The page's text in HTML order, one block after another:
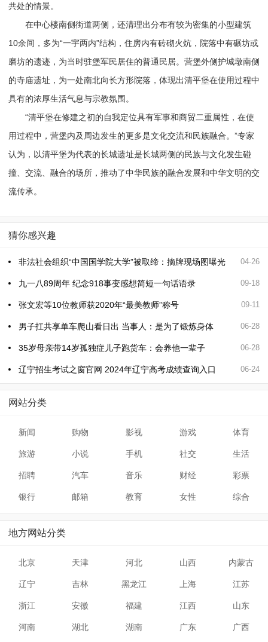
共处的情景。
在中心楼南侧街道两侧，还清理出分布有较为密集的小型建筑
10余间，多为“一宇两内”结构，住房内有砖砌火炕，院落中有碾坊或
磨坊的遗迹，为当时驻堡军民居住的普通民居。营堡外侧护城墩南侧
的寺庙遗址，为一处南北向长方形院落，体现出清平堡在使用过程中
具有的浓厚生活气息与宗教氛围。
“清平堡在修建之初的自我定位具有军事和商贸二重属性，在使
用过程中，营堡内及周边发生的更多是文化交流和民族融合。”专家
认为，以清平堡为代表的长城遗址是长城两侧的民族与文化发生碰
撞、交流、融合的场所，推动了中华民族的融合发展和中华文明的交
流传承。
猜你感兴趣
非法社会组织“中国国学院大学”被取缔：摘牌现场图曝光 04-26
九一八89周年 纪念918事变感想简短一句话语录 09-18
张文宏等10位教师获2020年“最美教师”称号 09-11
男子扛共享单车爬山看日出 当事人：是为了锻炼身体 06-28
35岁母亲带14岁孤独症儿子跑货车：会养他一辈子 06-28
辽宁招生考试之窗官网 2024年辽宁高考成绩查询入口 06-24
网站分类
新闻 购物 影视 游戏 体育
旅游 小说 手机 社交 生活
招聘 汽车 音乐 财经 彩票
银行 邮箱 教育 女性 综合
地方网站分类
北京 天津 河北 山西 内蒙古
辽宁 吉林 黑龙江 上海 江苏
浙江 安徽 福建 江西 山东
河南 湖北 湖南 广东 广西